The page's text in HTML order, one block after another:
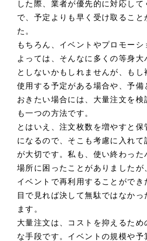
した際、業者が優先的に対応して
で、予定よりも早く受け取ること
た。
もちろん、イベントやプロモーシ
よっては、そんなに多くの等身大
としないかもしれませんが、もし
使用する予定がある場合や、予備
おきたい場合には、大量注文を検
も一つの方法です。
とはいえ、注文枚数を増やすと保
になるので、そこも考慮に入れて
が大切です。私も、使い終わった
場所に困ったことがありましたが
イベントで再利用することができ
目で見れば決して無駄ではなかっ
ます。
大量注文は、コストを抑えるため
な手段です。イベントの規模や予